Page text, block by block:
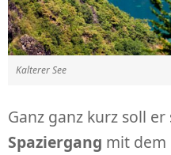
Kalterer See
Ganz ganz kurz soll
Spaziergang mit dem